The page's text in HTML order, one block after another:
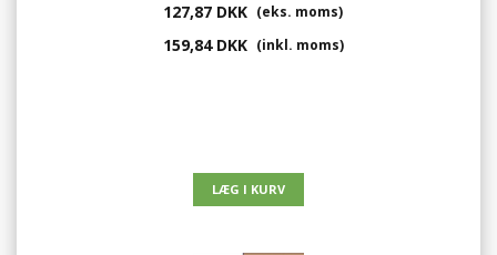
127,87 DKK (eks. moms)
159,84 DKK (inkl. moms)